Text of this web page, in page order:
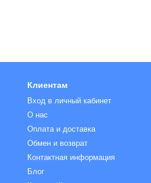
Клиентам
Вход в личный кабинет
О нас
Оплата и доставка
Обмен и возврат
Контактная информация
Блог